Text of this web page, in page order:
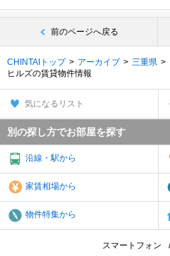
前のページへ戻る
CHINTAIトップ アーカイブ 三重県
ヒルズの賃貸物件情報
気になるリスト
別の探し方でお部屋を探す
沿線・駅から
家賃相場から
物件特集から
スマートフォン